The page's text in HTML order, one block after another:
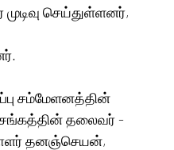
செய்துள்ளனர்,
சங்கத்தின் தலைவர் -
தனஞ்செயன்,